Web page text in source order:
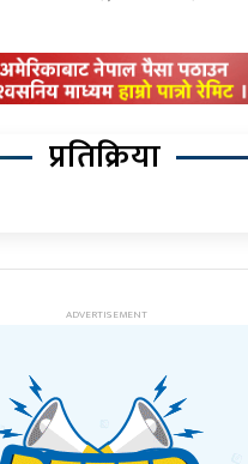
प्रतिक्रिया